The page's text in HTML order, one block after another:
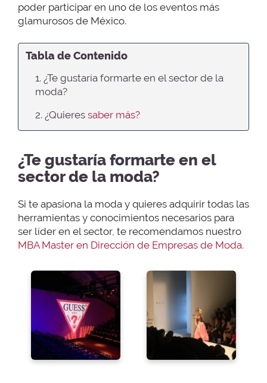
poder participar en uno de los eventos más
glamurosos de México.
Tabla de Contenido
1. ¿Te gustaría formarte en el sector de la
moda?
2. ¿Quieres saber más?
¿Te gustaría formarte en el
sector de la moda?
Si te apasiona la moda y quieres adquirir todas las
herramientas y conocimientos necesarios para
ser líder en el sector, te recomendamos nuestro
MBA Master en Dirección de Empresas de Moda.